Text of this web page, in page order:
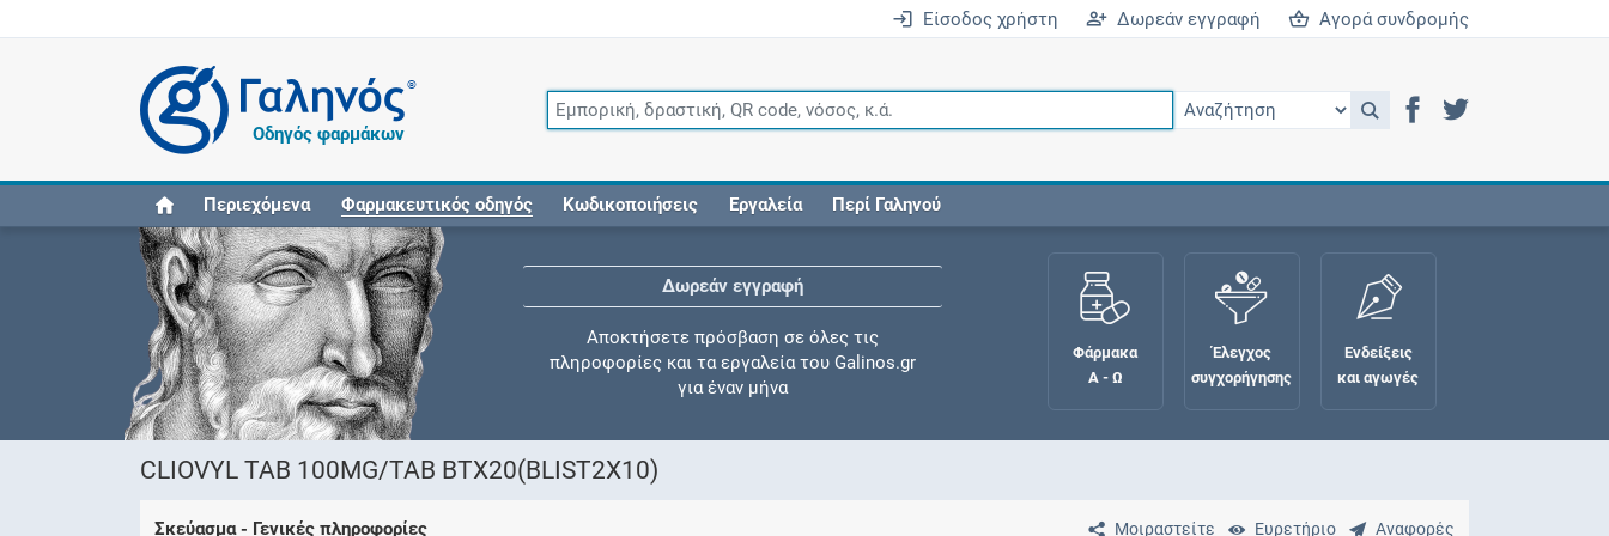
Είσοδος χρήστη Δωρεάν εγγραφή Αγορά συνδρομής
®
Οδηγός φαρμάκων
Περιεχόμενα Φαρμακευτικός οδηγός Κωδικοποιήσεις Εργαλεία Περί Γαληνού
Δωρεάν εγγραφή
Αποκτήσετε πρόσβαση σε όλες τις
πληροφορίες και τα εργαλεία του Galinos.gr
για έναν μήνα
Φάρμακα
Α - Ω
Έλεγχος
συγχορήγησης
Ενδείξεις
και αγωγές
CLIOVYL TAB 100MG/TAB BTX20(BLIST2X10)
Μοιραστείτε Ευρετήριο Αναφορές
Σκεύασμα - Γενικές πληροφορίες